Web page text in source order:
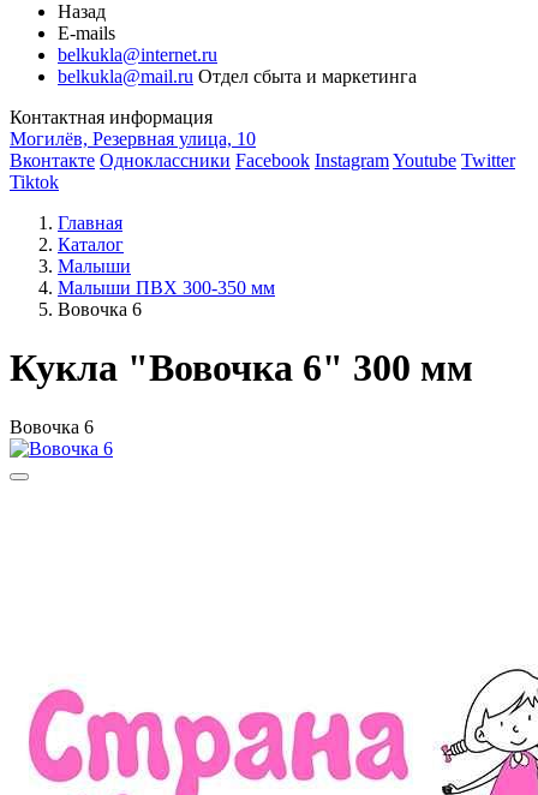
Назад
E-mails
belkukla@internet.ru
belkukla@mail.ru Отдел сбыта и маркетинга
Контактная информация
Могилёв, Резервная улица, 10
Вконтакте Одноклассники Facebook InstagramYoutube Twitter
Tiktok
Главная
Каталог
Малыши
Малыши ПВХ 300-350 мм
Вовочка 6
Кукла "Вовочка 6" 300 мм
Вовочка 6